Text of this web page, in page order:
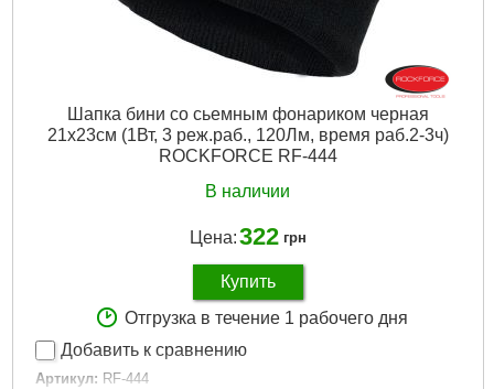
Шапка бини со сьемным фонариком черная
21х23см (1Вт, 3 реж.раб., 120Лм, время раб.2-3ч)
ROCKFORCE RF-444
В наличии
Цена:322 грн
Купить
Отгрузка в течение 1 рабочего дня
Добавить к сравнению
Артикул: RF-444